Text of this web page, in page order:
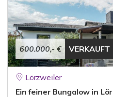
600.000,- € VERKAUFT
Lörzweiler
Ein feiner Bungalow in